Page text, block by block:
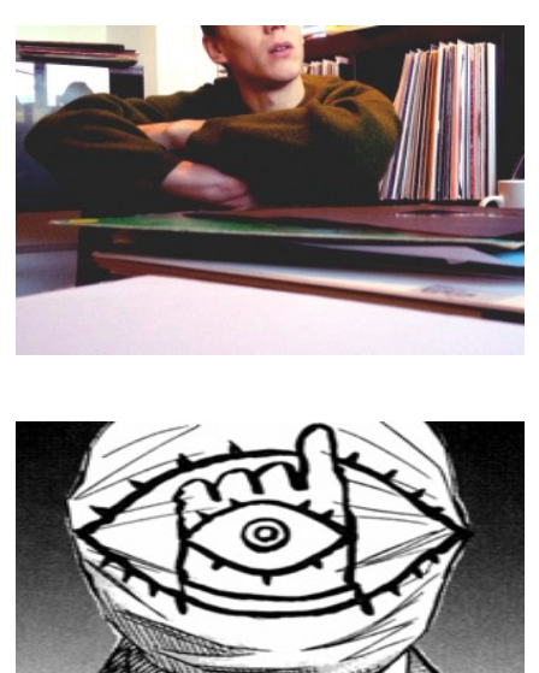
CRACKI MIX #022
CRACKI MIX #021